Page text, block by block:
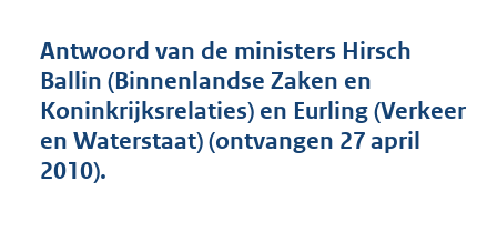
e
:
4
5
K
Antwoord van de ministers Hirsch
Ballin (Binnenlandse Zaken en
Koninkrijksrelaties) en Eurling (Verkeer
en Waterstaat) (ontvangen 27 april
2010).